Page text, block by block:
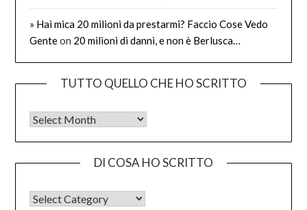
» Hai mica 20 milioni da prestarmi? Faccio Cose Vedo
Genteon 20 milioni di danni, e non è Berlusca…
TUTTO QUELLO CHE HO SCRITTO
Tutto quello che ho scritto
DI COSA HO SCRITTO
DI COSA HO SCRITTO